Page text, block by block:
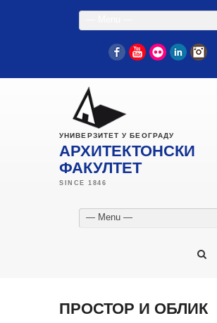
FacebookYouTube
Flickr LinkedIn
УНИВЕРЗИТЕТ У БЕОГРАДУ
АРХИТЕКТОНСКИ
ФАКУЛТЕТ
— Menu —
ПРОСТОР И ОБЛИК